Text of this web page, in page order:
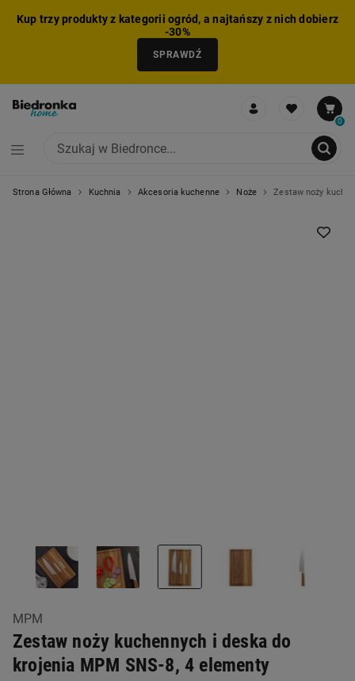
Kup trzy produkty z kategorii ogród, a najtańszy z nich dobierz
-30%
SPRAWDŹ
0
Strona Główna Kuchnia Akcesoria kuchenne Noże Zestaw noży
MPM
Zestaw noży kuchennych i deska do
krojenia MPM SNS-8, 4 elementy